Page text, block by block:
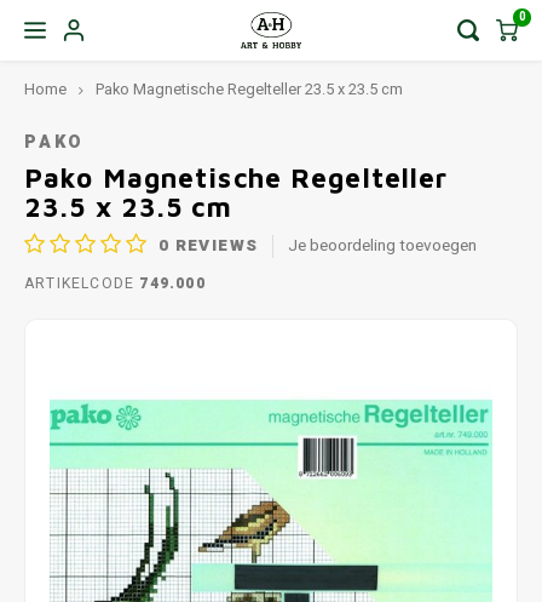
0
Home Pako Magnetische Regelteller 23.5 x 23.5 cm
PAKO
Pako Magnetische Regelteller
23.5 x 23.5 cm
0 REVIEWS Je beoordeling toevoegen
ARTIKELCODE 749.000